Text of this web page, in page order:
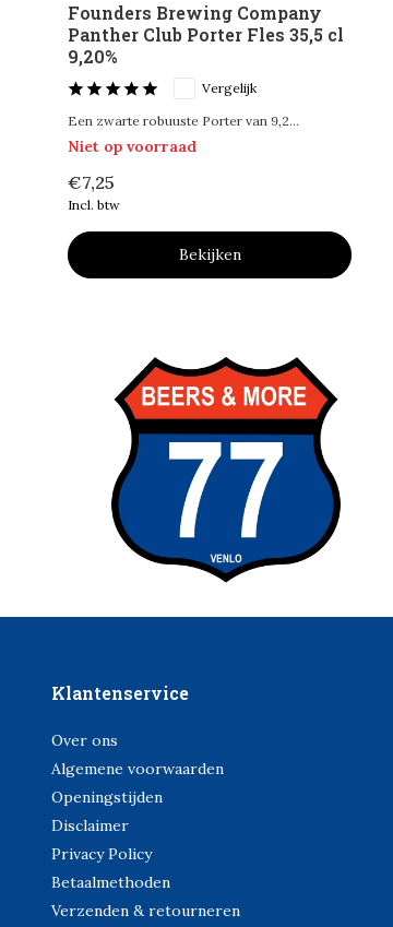
Founders Brewing Company
Panther Club Porter Fles 35,5 cl
9,20%
Vergelijk
Een zwarte robuuste Porter van 9,2...
Niet op voorraad
€7,25
Incl. btw
Bekijken
Klantenservice
Over ons
Algemene voorwaarden
Openingstijden
Disclaimer
Privacy Policy
Betaalmethoden
Verzenden & retourneren